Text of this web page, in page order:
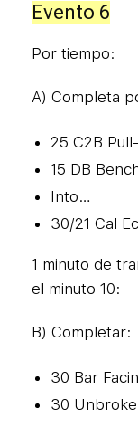
Evento 6
Por tiempo:
A) Completa
25 C2B
15 DB
Into…
30/21 Cal
1 minuto de
el minuto 10:
B) Completar:
30 Bar
30